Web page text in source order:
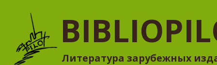
Литература зарубежных